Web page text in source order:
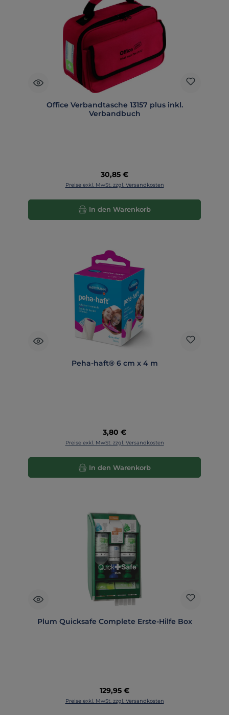
Office Verbandtasche 13157 plus inkl.
Verbandbuch
Regulärer Preis:
30,85 €
Preise exkl. MwSt. zzgl. Versandkosten
In den Warenkorb
Peha-haft® 6 cm x 4 m
Regulärer Preis:
3,80 €
Preise exkl. MwSt. zzgl. Versandkosten
In den Warenkorb
Plum Quicksafe Complete Erste-Hilfe Box
Regulärer Preis:
129,95 €
Preise exkl. MwSt. zzgl. Versandkosten